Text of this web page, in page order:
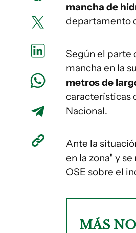
mancha de
departamento
Según el parte
mancha en la
metros de
características
Nacional.
Ante la
en la zona" y
OSE sobre el
MÁS